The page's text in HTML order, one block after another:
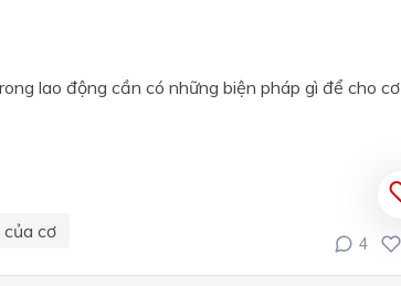
lao động cần có những biện pháp gì để cho cơ
cơ
4